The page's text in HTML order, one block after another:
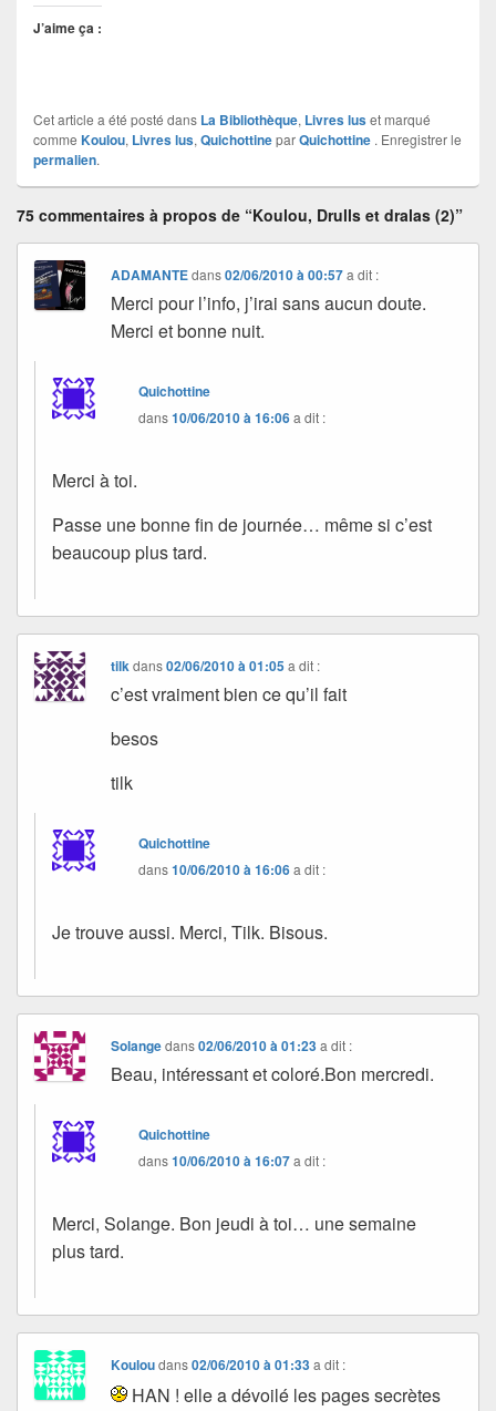
J’aime ça :
Cet article a été posté dans La Bibliothèque, Livres luset marqué
comme Koulou, Livres lus, QuichottineparQuichottine . Enregistrer le
permalien.
75 commentaires à propos de “Koulou, Drulls et dralas (2)”
ADAMANTEdans02/06/2010 à 00:57 a dit :
Merci pour l’info, j’irai sans aucun doute.
Merci et bonne nuit.
Quichottine
dans10/06/2010 à 16:06a dit :
Merci à toi.
Passe une bonne fin de journée… même si c’est
beaucoup plus tard.
tilkdans02/06/2010 à 01:05 a dit :
c’est vraiment bien ce qu’il fait
besos
tilk
Quichottine
dans10/06/2010 à 16:06a dit :
Je trouve aussi. Merci, Tilk. Bisous.
Solangedans02/06/2010 à 01:23 a dit :
Beau, intéressant et coloré.Bon mercredi.
Quichottine
dans10/06/2010 à 16:07a dit :
Merci, Solange. Bon jeudi à toi… une semaine
plus tard.
Kouloudans02/06/2010 à 01:33 a dit :
HAN ! elle a dévoilé les pages secrètes